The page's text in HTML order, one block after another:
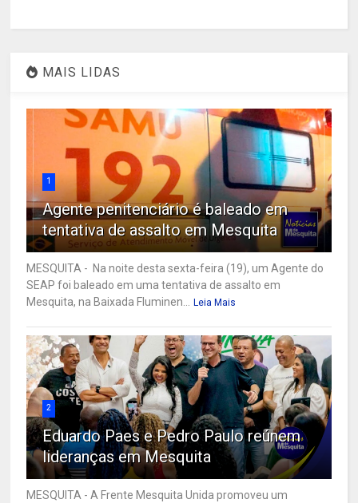
MAIS LIDAS
1
Agente penitenciário é baleado em
tentativa de assalto em Mesquita
MESQUITA - Na noite desta sexta-feira (19), um Agente do
SEAP foi baleado em uma tentativa de assalto em
Mesquita, na Baixada Fluminen... Leia Mais
2
Eduardo Paes e Pedro Paulo reúnem
lideranças em Mesquita
MESQUITA - A Frente Mesquita Unida promoveu um